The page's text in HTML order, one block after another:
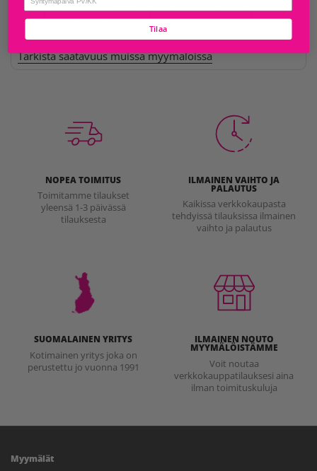
Juhlamaailma Sello Tavallisesti valmis 24 tunnissa
Tarkista saatavuus muissa myymälöissä
NOPEA TOIMITUS
Toimitamme tilaukset
yleensä 1-3 päivässä
tilauksesta
ILMAINEN VAIHTO JA
PALAUTUS
Kaikissa verkkokaupasta
tehdyissä tilauksissa ilmainen
vaihto ja palautus
SUOMALAINEN YRITYS
Kotimainen yritys joka on
perustettu jo vuonna 1991
ILMAINEN NOUTO
MYYMÄLÖISTÄMME
Voit noutaa
verkkokauppatilauksesi aina
ilman toimituskuluja
Myymälät
Tilaa